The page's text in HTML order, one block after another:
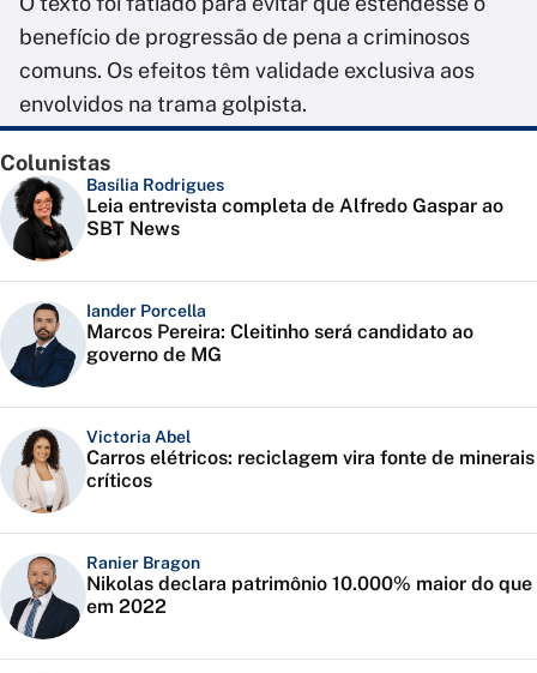
benefício de progressão de pena a criminosos
comuns. Os efeitos têm validade exclusiva aos
envolvidos na trama golpista.
Colunistas
Basília Rodrigues
Leia entrevista completa de Alfredo Gaspar ao
SBT News
Iander Porcella
Marcos Pereira: Cleitinho será candidato ao
governo de MG
Victoria Abel
Carros elétricos: reciclagem vira fonte de minerais
críticos
Ranier Bragon
Nikolas declara patrimônio 10.000% maior do que
em 2022